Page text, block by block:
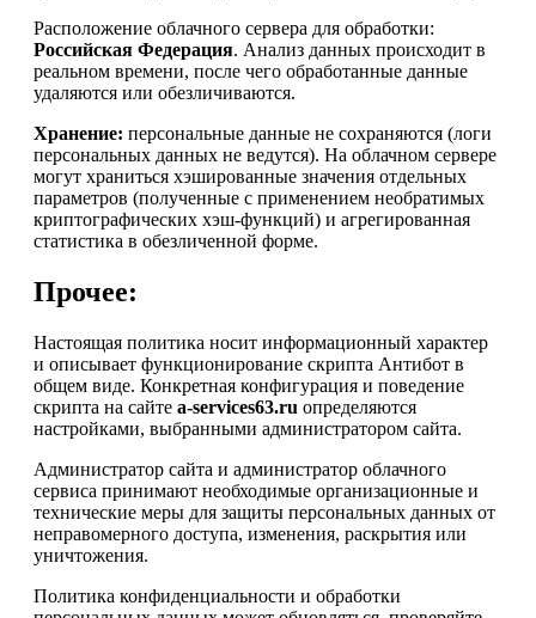
Расположение облачного сервера для обработки:
Российская Федерация. Анализ данных происходит в
реальном времени, после чего обработанные данные
удаляются или обезличиваются.
Хранение: персональные данные не сохраняются (логи
персональных данных не ведутся). На облачном сервере
могут храниться хэшированные значения отдельных
параметров (полученные с применением необратимых
криптографических хэш-функций) и агрегированная
статистика в обезличенной форме.
Прочее:
Настоящая политика носит информационный характер
и описывает функционирование скрипта Антибот в
общем виде. Конкретная конфигурация и поведение
скрипта на сайте a-services63.ru определяются
настройками, выбранными администратором сайта.
Администратор сайта и администратор облачного
сервиса принимают необходимые организационные и
технические меры для защиты персональных данных от
неправомерного доступа, изменения, раскрытия или
уничтожения.
Политика конфиденциальности и обработки